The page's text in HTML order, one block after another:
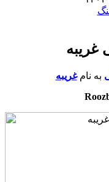
غریبه
به نامغریبه